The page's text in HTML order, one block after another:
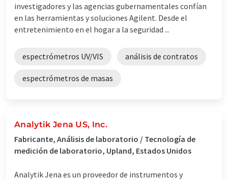
investigadores y las agencias gubernamentales confían
en las herramientas y soluciones Agilent. Desde el
entretenimiento en el hogar a la seguridad ...
espectrómetros UV/VIS análisis de contratos
espectrómetros de masas
Analytik Jena US, Inc.
Fabricante, Análisis de laboratorio / Tecnología de
medición de laboratorio, Upland, Estados Unidos
Analytik Jena es un proveedor de instrumentos y